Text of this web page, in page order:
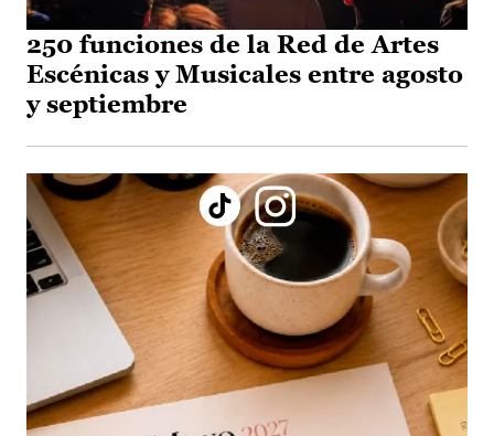
250 funciones de la Red de Artes
Escénicas y Musicales entre agosto
y septiembre